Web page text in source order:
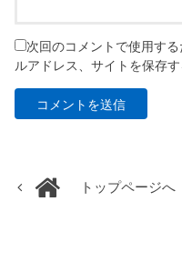
次回のコメントで使用す
ルアドレス、サイトを保存す
トップページへ